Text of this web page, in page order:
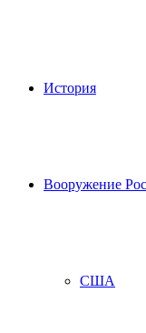
История
Вооружение
США